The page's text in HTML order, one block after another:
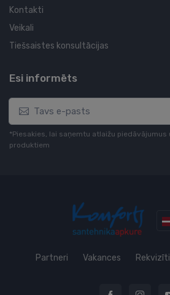
Kontakti
Veikali
Tiešsaistes konsultācijas
Esi informēts
*Piesakies, lai saņemtu atlaižu
produktiem
Partneri Vakances Rekvizīti